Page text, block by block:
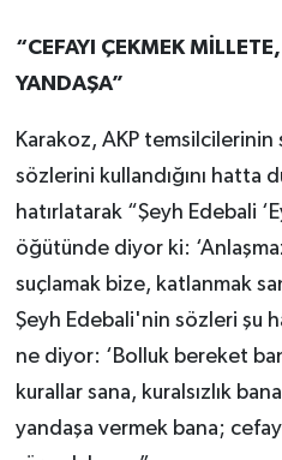
“CEFAYI ÇEKMEK
YANDAŞA”
Karakoz, AKP temsilcilerinin
sözlerini kullandığını hatta
hatırlatarak “Şeyh Edebali
öğütünde diyor ki:
suçlamak bize, katlanmak
Şeyh Edebali'nin sözleri şu
ne diyor: ‘Bolluk bereket
kurallar sana, kuralsızlık
yandaşa vermek bana;